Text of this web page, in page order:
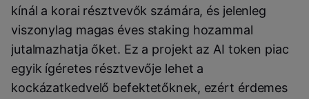
kínál a korai résztvevők számára, és jelenleg
viszonylag magas éves staking hozammal
jutalmazhatja őket. Ez a projekt az AI token piac
egyik ígéretes résztvevője lehet a
kockázatkedvelő befektetőknek, ezért érdemes